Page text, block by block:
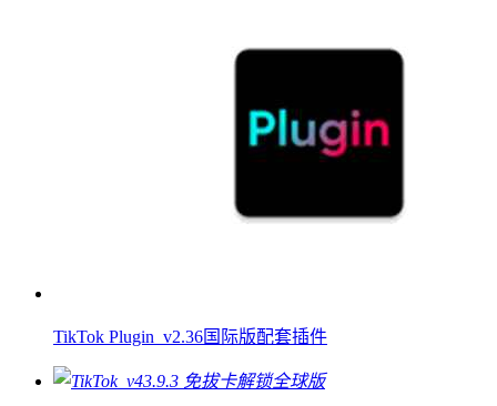
TikTok Plugin_v2.36国际版配套插件